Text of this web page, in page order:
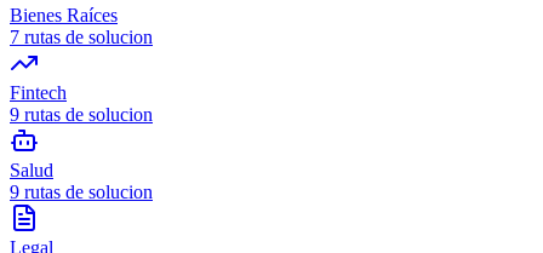
Bienes Raíces
7 rutas de solucion
Fintech
9 rutas de solucion
Salud
9 rutas de solucion
Legal